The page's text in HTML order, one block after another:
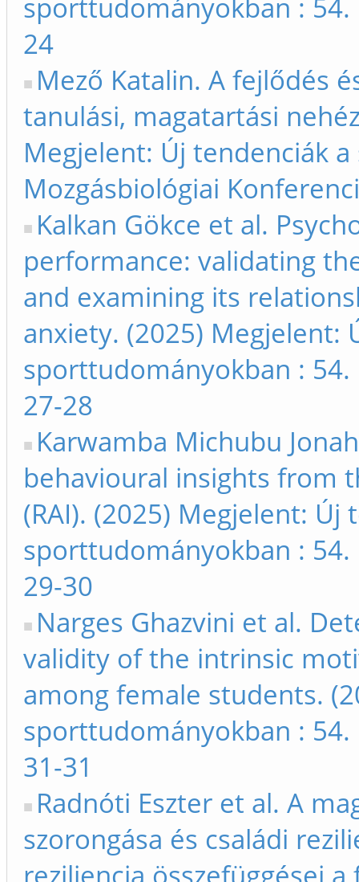
sporttudományokban :
24
Mező Katalin. A fejlődés
tanulási, magatartási
Megjelent: Új tendenciák
Mozgásbiológiai
Kalkan Gökce et al.
performance: validating
and examining its
anxiety. (2025) Megjelent:
sporttudományokban :
27-28
Karwamba Michubu
behavioural insights from
(RAI). (2025) Megjelent: Új
sporttudományokban :
29-30
Narges Ghazvini et al.
validity of the intrinsic
among female students.
sporttudományokban :
31-31
Radnóti Eszter et al. A
szorongása és családi